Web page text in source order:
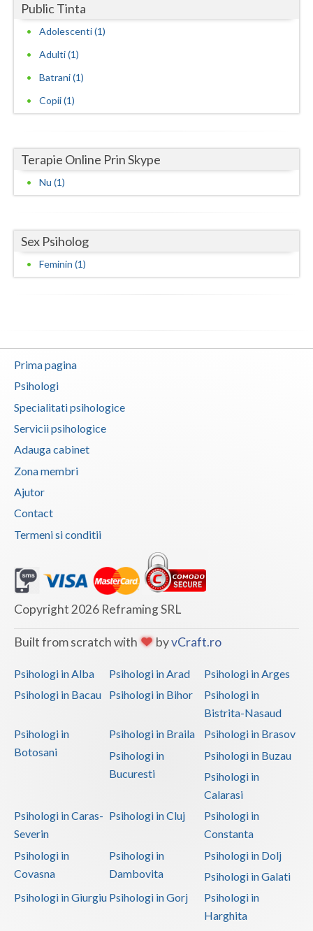
Neamt
Prahova
Salaj
Sibiu
Suceava
Timis
Tulcea
Vrancea
Public Tinta
Adolescenti (1)
Adulti (1)
Batrani (1)
Copii (1)
Terapie Online Prin Skype
Nu (1)
Sex Psiholog
Feminin (1)
Prima pagina
Psihologi
Specialitati psihologice
Servicii psihologice
Adauga cabinet
Zona membri
Ajutor
Contact
Termeni si conditii
Copyright 2026 Reframing SRL
Built from scratch with byvCraft.ro
Psihologi in Alba Psihologi in Arad
Psihologi in Arges
Psihologi in Bacau
Psihologi in Bihor
Psihologi in
Bistrita-Nasaud
Psihologi in
Botosani
Psihologi in Braila
Psihologi in Brasov
Psihologi in
Bucuresti
Psihologi in Buzau
Psihologi in
Calarasi
Psihologi in Caras-
Severin
Psihologi in Cluj
Psihologi in
Constanta
Psihologi in
Covasna
Psihologi in
Dambovita
Psihologi in Dolj
Psihologi in Galati
Psihologi in Giurgiu Psihologi in Gorj
Psihologi in
Harghita